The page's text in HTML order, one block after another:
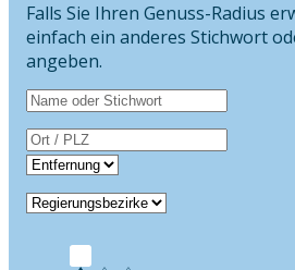
Falls Sie Ihren Genuss-Radius
einfach ein anderes Stichwort
angeben.